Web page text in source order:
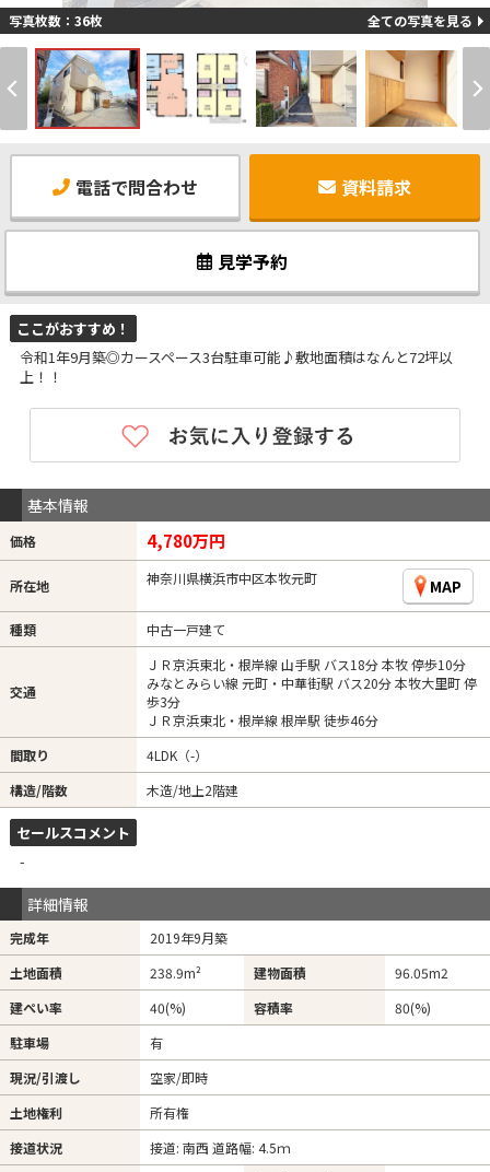
写真枚数：36枚 全ての写真を見る
電話で問合わせ 資料請求
見学予約
ここがおすすめ！
令和1年9月築◎カースペース3台駐車可能♪敷地面積はなんと72坪以
上！！
基本情報
価格 4,780万円
所在地 神奈川県横浜市中区本牧元町 MAP
種類 中古一戸建て
交通
ＪＲ京浜東北・根岸線 山手駅 バス18分 本牧 停歩10分
みなとみらい線 元町・中華街駅 バス20分 本牧大里町 停
歩3分
ＪＲ京浜東北・根岸線 根岸駅 徒歩46分
間取り
4LDK（-）
構造/階数
木造/地上2階建
セールスコメント
-
詳細情報
完成年
2019年9月築
土地面積
238.9m² 建物面積 96.05m2
建ぺい率
40(%) 容積率
80(%)
駐車場
有
現況/引渡し
空家/即時
土地権利
所有権
接道状況
接道: 南西 道路幅: 4.5ｍ